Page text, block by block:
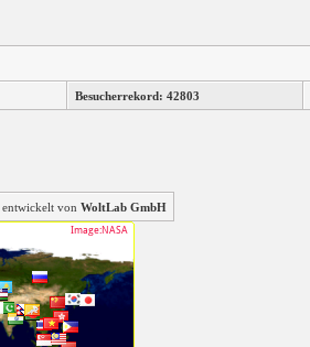
Besucherrekord: 42803
, entwickelt von WoltLab GmbH